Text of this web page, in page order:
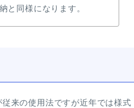
と同様になります。
来の使用法ですが近年では様式